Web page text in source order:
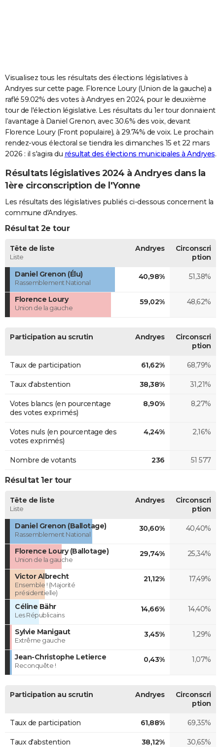
Carte de Noël
Carte Bonne année
Carte Saint-Valentin
Carte Pâques
Carte d'anniversaire
DICTIONNAIRE
Dictionnaire
Biographies
Citations
Expressions
Proverbes
PROGRAMME TV
COPAINS D'AVANT
S'inscrire
Se connecter
Lycées
Collèges
Primaires
Universités
Entreprises
Service militaire
Avis de recherche
AVIS DE DÉCÈS
FORUM
Bricolage
Lifestyle
Culture
Sport
Auto
Television
Voyage
Cinema
Visualisez tous les résultats des élections législatives à
Andryes sur cette page. Florence Loury (Union de la gauche) a
raflé 59.02% des votes à Andryes en 2024, pour le deuxième
tour de l'élection législative. Les résultats du 1er tour donnaient
l’avantage à Daniel Grenon, avec 30.6% des voix, devant
Florence Loury (Front populaire), à 29.74% de voix. Le prochain
rendez-vous électoral se tiendra les dimanches 15 et 22 mars
2026 : il s'agira du résultat des élections municipales à Andryes.
Résultats législatives 2024 à Andryes dans la
1ère circonscription de l'Yonne
Les résultats des législatives publiés ci-dessous concernent la
commune d'Andryes.
Résultat 2e tour
Tête de liste
Liste
Andryes
Circonscri
ption
Daniel Grenon (Élu)
Rassemblement National
40,98% 51,38%
Florence Loury
Union de la gauche
59,02% 48,62%
Participation au scrutin Andryes
Circonscri
ption
Taux de participation 61,62% 68,79%
Taux d'abstention 38,38% 31,21%
Votes blancs (en pourcentage
des votes exprimés)
8,90% 8,27%
Votes nuls (en pourcentage des
votes exprimés)
4,24% 2,16%
Nombre de votants 236 51 577
Résultat 1er tour
Tête de liste
Liste
Andryes
Circonscri
ption
Daniel Grenon (Ballotage)
Rassemblement National
30,60% 40,40%
Florence Loury (Ballotage)
Union de la gauche
29,74% 25,34%
Victor Albrecht
Ensemble ! (Majorité
présidentielle)
21,12% 17,49%
Céline Bähr
Les Républicains
14,66% 14,40%
Sylvie Manigaut
Extrême gauche
3,45% 1,29%
Jean-Christophe Letierce
Reconquête !
0,43% 1,07%
Participation au scrutin Andryes
Circonscri
ption
Taux de participation 61,88% 69,35%
Taux d'abstention 38,12% 30,65%